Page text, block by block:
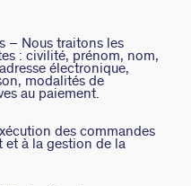
– Nous traitons les
: civilité, prénom, nom,
électronique,
modalités de
au paiement.
des commandes
et à la gestion de la